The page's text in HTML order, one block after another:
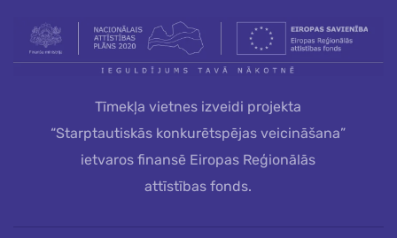
Tīmekļa vietnes izveidi projekta
“Starptautiskās konkurētspējas veicināšana”
ietvaros finansē Eiropas Reģionālās
attīstības fonds.